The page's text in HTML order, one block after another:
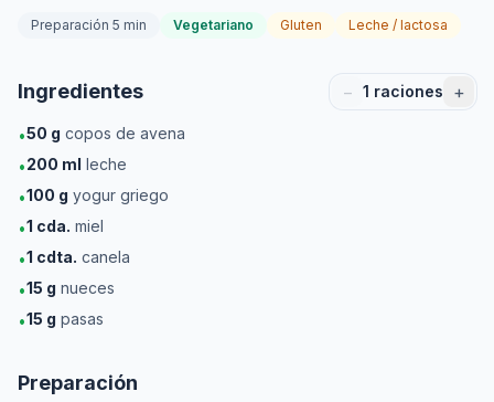
Preparación 5 min Vegetariano Gluten Leche / lactosa
Ingredientes − 1 raciones +
•50 g copos de avena
•200 ml leche
•100 g yogur griego
•1 cda. miel
•1 cdta. canela
•15 g nueces
•15 g pasas
Preparación